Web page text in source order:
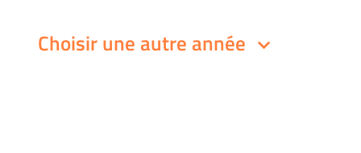
Choisir une autre année